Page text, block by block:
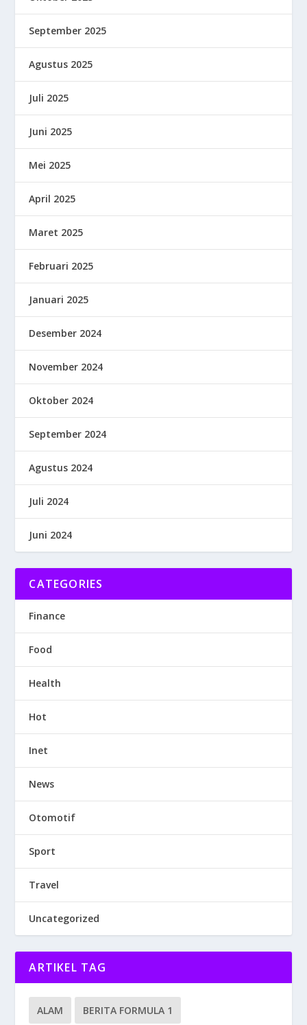
September 2025
Agustus 2025
Juli 2025
Juni 2025
Mei 2025
April 2025
Maret 2025
Februari 2025
Januari 2025
Desember 2024
November 2024
Oktober 2024
September 2024
Agustus 2024
Juli 2024
Juni 2024
CATEGORIES
Finance
Food
Health
Hot
Inet
News
Otomotif
Sport
Travel
Uncategorized
ARTIKEL TAG
ALAM BERITA FORMULA 1